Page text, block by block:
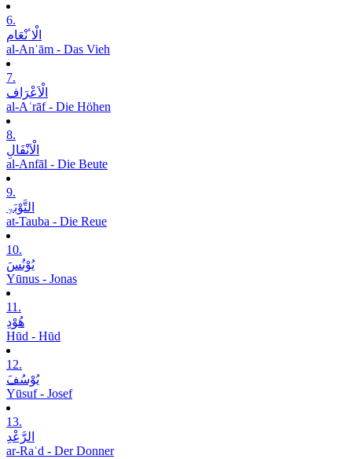
6.
الْاٴنْعَام
al-Anʿām - Das Vieh
7.
الْاَعْرَاف
al-Aʿrāf - Die Höhen
8.
الْاَنْفَالِ
al-Anfāl - Die Beute
9.
التَّوْبَۃِ
at-Tauba - Die Reue
10.
یُوْنُسَ
Yūnus - Jonas
11.
ھُوْدِ
Hūd - Hūd
12.
یُوْسُفَ
Yūsuf - Josef
13.
الرَّعْدِ
ar-Raʿd - Der Donner